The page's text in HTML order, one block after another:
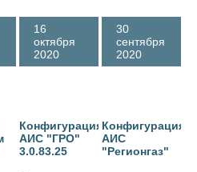
Конфигурация
АИС "ГРО"
3.0.83.25
16
октября
2020
Конфигурация
АИС
"Регионгаз"
30
сентября
2020